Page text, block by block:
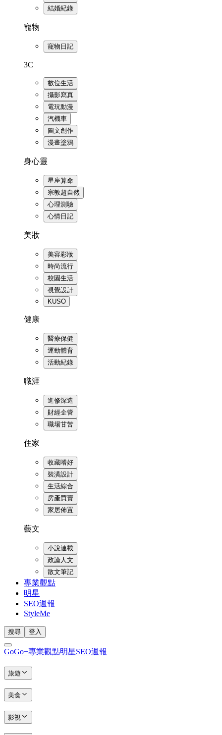
結婚紀錄
寵物
寵物日記
3C
數位生活
攝影寫真
電玩動漫
汽機車
圖文創作
漫畫塗鴉
身心靈
星座算命
宗教超自然
心理測驗
心情日記
美妝
美容彩妝
時尚流行
校園生活
視覺設計
KUSO
健康
醫療保健
運動體育
活動紀錄
職涯
進修深造
財經企管
職場甘苦
住家
收藏嗜好
裝潢設計
生活綜合
房產買賣
家居佈置
藝文
小說連載
政論人文
散文筆記
專業觀點
明星
SEO週報
StyleMe
搜尋 登入
GoGo+專業觀點明星SEO週報
旅遊
美食
影視